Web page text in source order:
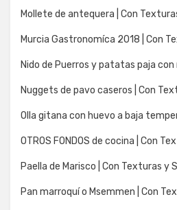
Mollete de antequera | Con
Murcia Gastronomíca 2018 | Con
Nido de Puerros y patatas paja
Nuggets de pavo caseros | Con
Olla gitana con huevo a baja
OTROS FONDOS de cocina | Con
Paella de Marisco | Con Texturas y
Pan marroquí o Msemmen | Con